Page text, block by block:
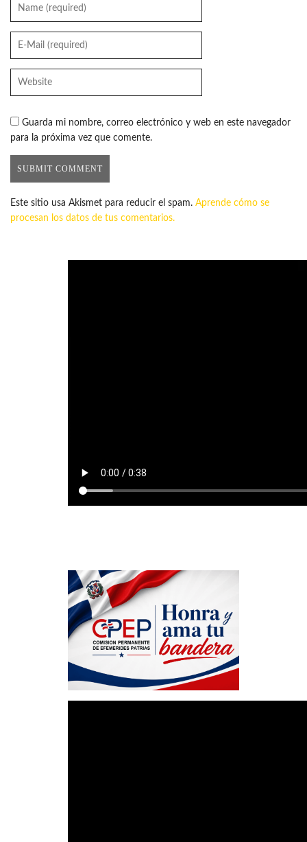
Guarda mi nombre, correo electrónico y web en este navegador
para la próxima vez que comente.
Este sitio usa Akismet para reducir el spam. Aprende cómo se
procesan los datos de tus comentarios.